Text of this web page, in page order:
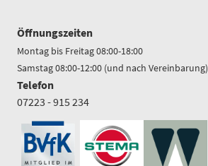
Öffnungszeiten
Montag bis Freitag 08:00-18:00
Samstag 08:00-12:00 (und nach Vereinbarung)
Telefon
07223 - 915 234